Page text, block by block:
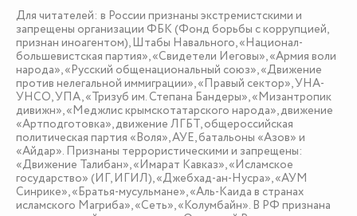
Для читателей: в России признаны экстремистскими и
запрещены организации ФБК (Фонд борьбы с коррупцией,
признан иноагентом), Штабы Навального, «Национал-
большевистская партия», «Свидетели Иеговы», «Армия воли
народа», «Русский общенациональный союз», «Движение
против нелегальной иммиграции», «Правый сектор», УНА-
УНСО, УПА, «Тризуб им. Степана Бандеры», «Мизантропик
дивижн», «Меджлис крымскотатарского народа», движение
«Артподготовка», движение ЛГБТ, общероссийская
политическая партия «Воля», АУЕ, батальоны «Азов» и
«Айдар». Признаны террористическими и запрещены:
«Движение Талибан», «Имарат Кавказ», «Исламское
государство» (ИГ, ИГИЛ), «Джебхад-ан-Нусра», «АУМ
Синрике», «Братья-мусульмане», «Аль-Каида в странах
исламского Магриба», «Сеть», «Колумбайн». В РФ признана